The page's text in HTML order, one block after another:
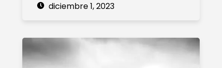
diciembre 1, 2023